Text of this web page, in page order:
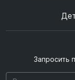
Запросить